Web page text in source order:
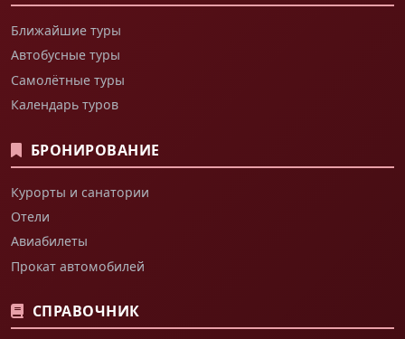
Ближайшие туры
Автобусные туры
Самолётные туры
Календарь туров
БРОНИРОВАНИЕ
Курорты и санатории
Отели
Авиабилеты
Прокат автомобилей
СПРАВОЧНИК